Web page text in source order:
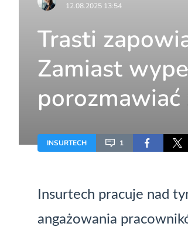
12.08.2025 13:54
Trasti
Zamiast
INSURTECH 1
Insurtech pracuje nad
angażowania